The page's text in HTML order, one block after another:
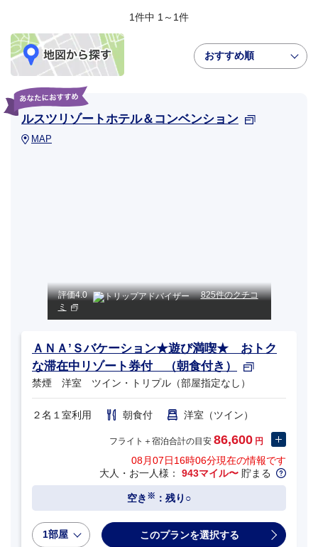
1件中 1～1件
おすすめ順
ルスツリゾートホテル＆コンベンション
MAP
評価4.0
825件のクチコ
ミ
ＡＮＡ’Ｓバケーション★遊び満喫★ おトク
な滞在中リゾート券付 （朝食付き）
禁煙 洋室 ツイン・トリプル（部屋指定なし）
２名１室利用 朝食付 洋室（ツイン）
フライト＋宿泊合計の目安 86,600 円
08月07日16時06分現在の情報です
大人・お一人様： 943マイル〜 貯まる
空き ※ ：残り○
1部屋